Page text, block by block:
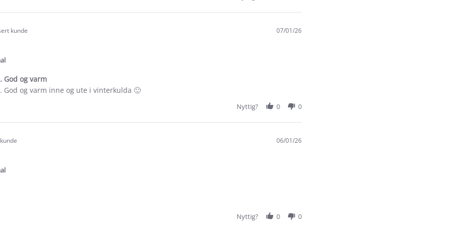
stating
kunde 07/01/26
God og varm
God og varm inne og ute i vinterkulda 🙂
Nyttig? 0 0
06/01/26
Nyttig? 0 0